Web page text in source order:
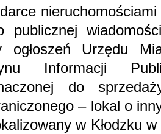
publicznej
ogłoszeń Urzędu
Informacji
do
– lokal o
w Kłodzku